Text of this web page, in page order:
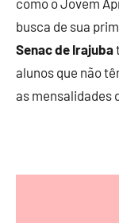
como o Jovem
busca de sua
Senac de Irajuba
alunos que não
as mensalidades